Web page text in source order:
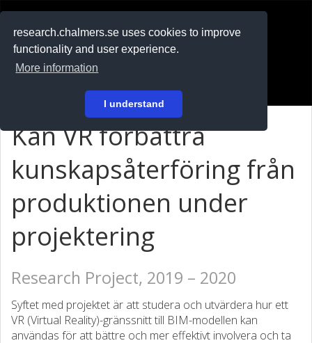
research.chalmers.se uses cookies to improve
functionality and user experience.
More information
I understand
På svenska
Kan VR förbättra
kunskapsåterföring från
produktionen under
projektering
Research Project, 2019 – 2020
Syftet med projektet är att studera och utvärdera hur ett
VR (Virtual Reality)-gränssnitt till BIM-modellen kan
användas för att bättre och mer effektivt involvera och ta